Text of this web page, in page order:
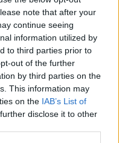
note that after your
continue seeing
information utilized by
to third parties prior to
out of the further
by third parties on the
This information may
on the IAB’s List of
disclose it to other
bedeutet mehr Umsatz
ihm zu wachsen.
ein: